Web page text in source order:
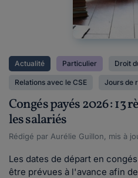
Actualité Particulier Droit
Relations avec le CSE Jours de
Congés payés 2026 : 13
les salariés
Rédigé par Aurélie Guillon, mis à
Les dates de départ en
être prévues à l'avance afin